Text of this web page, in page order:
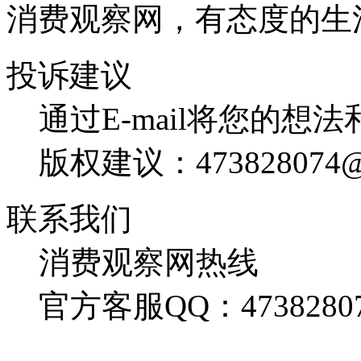
消费观察网，有态度的
投诉建议
通过E-mail将您的想法
版权建议：
联系我们
消费观察网热线
官方客服QQ：